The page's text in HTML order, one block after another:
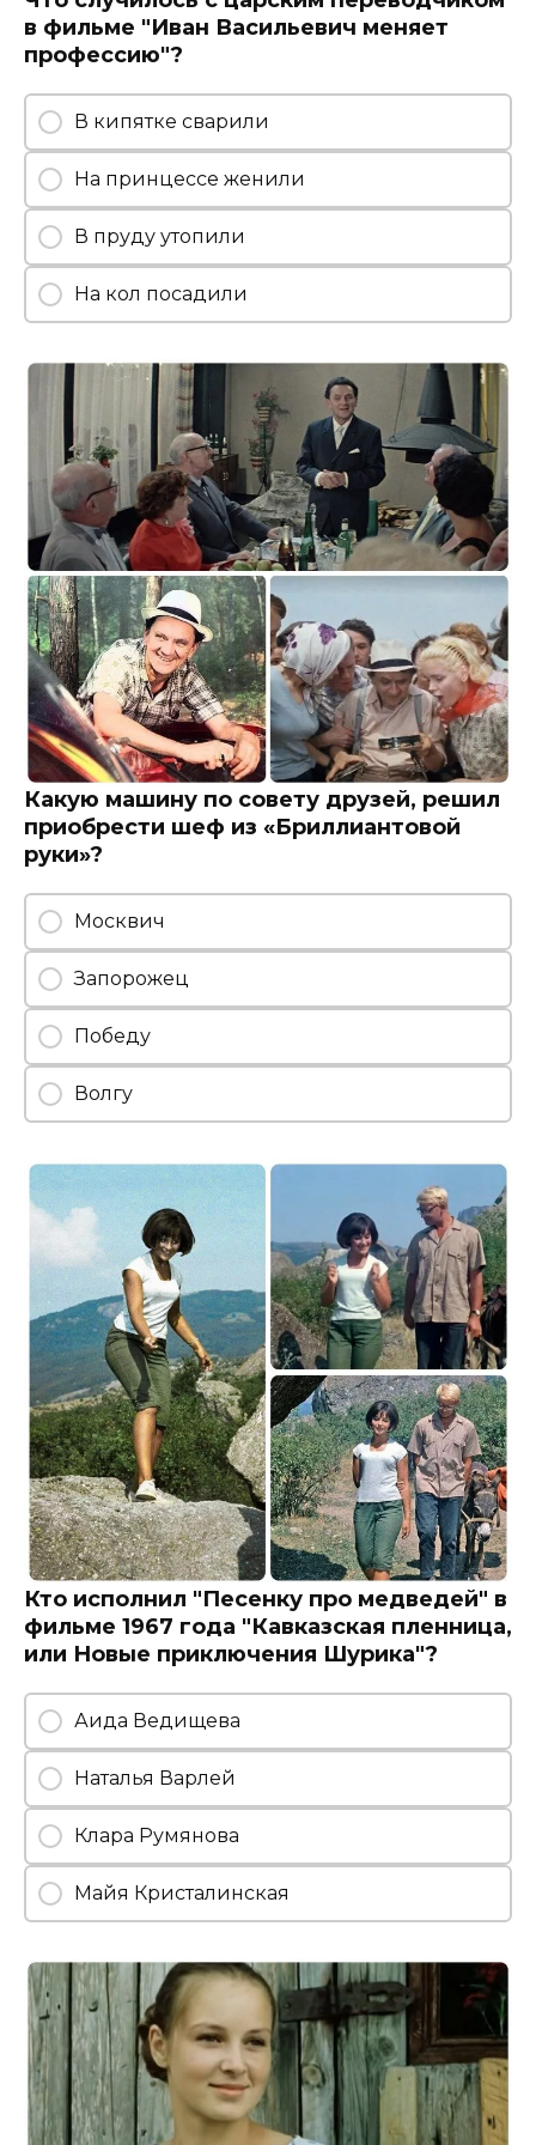
в фильме "Иван Васильевич меняет
профессию"?
В кипятке сварили
На принцессе женили
В пруду утопили
На кол посадили
Какую машину по совету друзей, решил
приобрести шеф из «Бриллиантовой
руки»?
Москвич
Запорожец
Победу
Волгу
Кто исполнил "Песенку про медведей" в
фильме 1967 года "Кавказская пленница,
или Новые приключения Шурика"?
Аида Ведищева
Наталья Варлей
Клара Румянова
Майя Кристалинская